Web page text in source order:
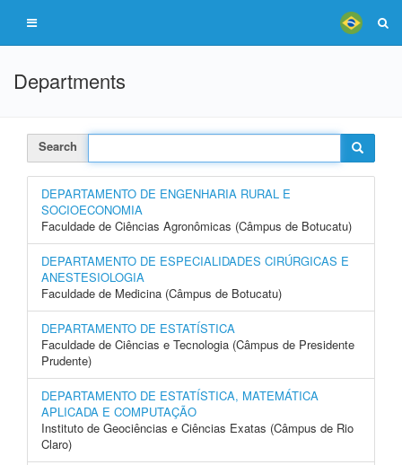
Departments
Search
DEPARTAMENTO DE ENGENHARIA RURAL E
SOCIOECONOMIA
Faculdade de Ciências Agronômicas (Câmpus de Botucatu)
DEPARTAMENTO DE ESPECIALIDADES CIRÚRGICAS E
ANESTESIOLOGIA
Faculdade de Medicina (Câmpus de Botucatu)
DEPARTAMENTO DE ESTATÍSTICA
Faculdade de Ciências e Tecnologia (Câmpus de Presidente
Prudente)
DEPARTAMENTO DE ESTATÍSTICA, MATEMÁTICA
APLICADA E COMPUTAÇÃO
Instituto de Geociências e Ciências Exatas (Câmpus de Rio
Claro)